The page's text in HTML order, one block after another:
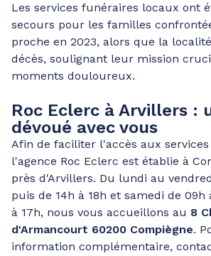
Les services funéraires locaux ont
secours pour les familles
proche en 2023, alors que la
décès, soulignant leur mission
moments douloureux.
Roc Eclerc à Arvillers :
dévoué avec vous
Afin de faciliter l'accès aux
l'agence Roc Eclerc est établie à
près d'Arvillers. Du lundi au
puis de 14h à 18h et samedi de 09h
à 17h, nous vous accueillons au 8
d'Armancourt 60200 Compiègne.
information complémentaire,